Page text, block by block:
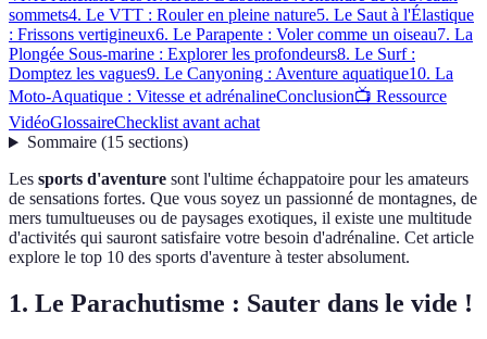
sommets4. Le VTT : Rouler en pleine nature5. Le Saut à l'Élastique
: Frissons vertigineux6. Le Parapente : Voler comme un oiseau7. La
Plongée Sous-marine : Explorer les profondeurs8. Le Surf :
Domptez les vagues9. Le Canyoning : Aventure aquatique10. La
Moto-Aquatique : Vitesse et adrénalineConclusion📺 Ressource
VidéoGlossaireChecklist avant achat
Sommaire(15 sections)
Les sports d'aventure sont l'ultime échappatoire pour les amateurs
de sensations fortes. Que vous soyez un passionné de montagnes, de
mers tumultueuses ou de paysages exotiques, il existe une multitude
d'activités qui sauront satisfaire votre besoin d'adrénaline. Cet article
explore le top 10 des sports d'aventure à tester absolument.
1. Le Parachutisme : Sauter dans le vide !